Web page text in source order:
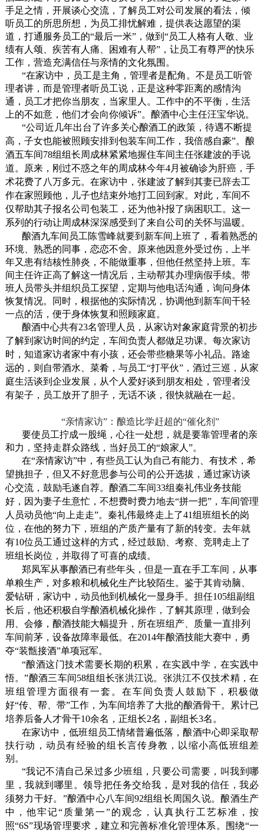
手足之情，开展谈心交流，了解员工对公司发展的看法，倾
听员工的所思所想，为员工排忧解难，提供表达愿望的渠
道，打通服务员工的“最后一米”，做到“员工人格有人敬、业
绩有人颂、疾苦有人痛、困难有人帮”，让员工有尊严的快乐
工作，营造充满信任与亲情的文化氛围。
“在家访中，员工是主角，管理者是配角。不是员工听管
理者讲，而是管理者听员工说，正是这种零距离的感情沟
通，员工才把你当朋友，当家里人。工作中的不平衡，生活
上的不如意，他们才会向你倾诉”。酿酒中心主任汪宝华说。
“公司近几年出台了许多关心酿酒工的政策，待遇不断提
高，子女也能被照顾安排到包装车间工作，我倍感自豪”。酿
酒五车间78组组长周成林紧紧地握住车间主任张建波的手说
道。原来，刚过不惑之年的周成林今年4月被确诊为肝癌，手
术花费了八万多元。在家访中，张建波了解到其妻已辞去工
作在家照顾他，儿子也结束外地打工回到家。对此，车间不
仅帮助其子报名公司包装工，还为他补报了病困职工。这一
系列的行动让周成林深深感受到了来自公司的关怀与温暖。
酿酒九车间员工陈雪峰就要到新车间上班了，看着熟悉的
环境、熟悉的同事，恋恋不舍。原来他因意外受过伤，上半
年又患有结核性肺炎，不能做重事，但他任然坚持上班。车
间主任许正高了解这一情况后，主动帮其办理病假手续。带
班人员带头并组织员工探望，定期与他电话沟通，询问身体
恢复情况。同时，根据他的实际情况，协调他到新车间干轻
一点的活，便于身体恢复和照顾家庭。
酿酒中心共有23名管理人员，从家访对象家庭背景的初步
了解到家访时间的约定，车间负责人都做足功课。每次家访
时，知道家访者家中有小孩，还会带些糖果等小礼品。路途
远的，则自带酒水、菜肴，与员工“打平伙”，酒过三巡，从家
庭生活谈到企业发展，从个人爱好谈到朋友相处，管理者没
有架子，员工放开了胆子，无话不谈，很快就融在一起。
“亲情家访”：酿造比学赶超的“催化剂”
要使员工拧成一股绳，心往一处想，就是要靠管理者的亲
和力，坚持走群众路线，当好员工的“娘家人”。
在“亲情家访”中，有些员工认为自己有能力、有技术，希
望挑担子，但又不好意思参与公司的公开选拔，通过家访谈
心交流，鼓励毛遂自荐。酿酒二车间33组秦礼伟业务技能
好，因为妻子生意忙，不想费时费力地去“拼一把”，车间管理
人员动员他“向上走走”。秦礼伟最终走上了41组班组长的岗
位，在他的努力下，班组的产质产量有了新的转变。去年就
有10位员工通过这样的方式，经过鼓励、考察、竞聘走上了
班组长岗位，并取得了可喜的成绩。
郑凤军从事酿酒已有些年头，但是一直在手工车间，从事
单粮生产，对多粮和机械化生产比较陌生。鉴于其肯动脑、
爱钻研，家访中，动员他到机械化一显身手。担任105组副组
长后，他还积极自学酿酒机械化操作，了解其原理，做到会
用、会修，酿酒技能大幅提升，所在班组产、质量一直排列
车间前茅，设备故障率最低。在2014年酿酒技能大赛中，勇
夺“装甑接酒”单项冠军。
“酿酒这门技术需要长期的积累，在实践中学，在实践中
悟。”酿酒三车间58组组长张洪江说。张洪江不仅技术精，在
班组管理方面很有一套。在车间负责人鼓励下，积极做
好“传、帮、带”工作，为车间培养了大批的酿酒骨干。累计已
培养后备人才骨干10余名，正组长2名，副组长3名。
在家访中，低班组员工情绪普遍低落，酿酒中心即采取帮
扶行动，动员有经验的组长言传身教，以缩小高低班组差
别。
“我记不清自己呆过多少班组，只要公司需要，叫我到哪
里，我就到哪里。领导把任务交给我，是对我的信任，我必
须努力干好。”酿酒中心八车间92组组长周国久说。酿酒生产
中，他牢记“质量第一”的观念，认真执行工艺标准，按
照“6S”现场管理要求，建立和完善标准化管理体系。围绕“一